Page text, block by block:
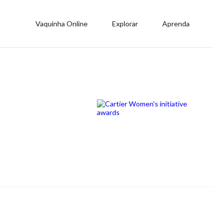
Vaquinha Online Explorar Aprenda